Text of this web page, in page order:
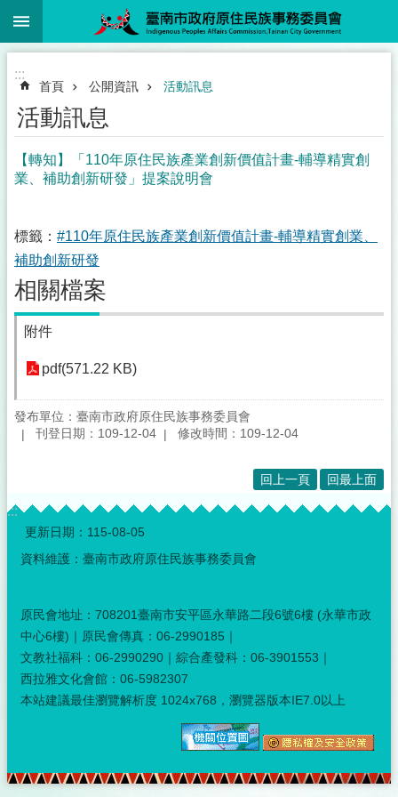
跳到主要內容區塊
:::
首頁 公開資訊 活動訊息
活動訊息
【轉知】「110年原住民族產業創新價值計畫-輔導精實創
業、補助創新研發」提案說明會
標籤： #110年原住民族產業創新價值計畫-輔導精實創業、
補助創新研發
相關檔案
附件
pdf(571.22 KB)
發布單位：臺南市政府原住民族事務委員會
刊登日期：109-12-04
修改時間：109-12-04
回上一頁 回最上面
:::
更新日期： 115-08-05
資料維護：臺南市政府原住民族事務委員會
原民會地址：708201臺南市安平區永華路二段6號6樓 (永華市政
中心6樓)｜原民會傳真：06-2990185｜
文教社福科：06-2990290｜綜合產發科：06-3901553｜
西拉雅文化會館：06-5982307
本站建議最佳瀏覽解析度 1024x768，瀏覽器版本IE7.0以上